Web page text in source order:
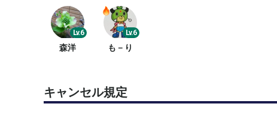
Lv.6
森洋
Lv.6
も－り
キャンセル規定